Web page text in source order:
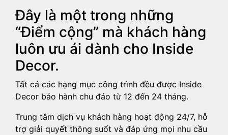
Đây là một trong những
“Điểm cộng” mà khách hàng
luôn ưu ái dành cho Inside
Decor.
Tất cả các hạng mục công trình đều được Inside
Decor bảo hành chu đáo từ 12 đến 24 tháng.
Trung tâm dịch vụ khách hàng hoạt động 24/7, hỗ
trợ giải quyết thông suốt và đáp ứng mọi nhu cầu